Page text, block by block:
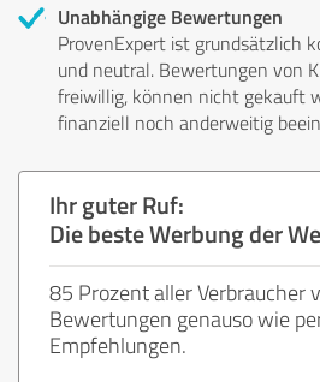
Unabhängige Bewertungen
ProvenExpert ist grundsätzlich
und neutral. Bewertungen von
freiwillig, können nicht gekauft
finanziell noch anderweitig
Ihr guter Ruf:
Die beste Werbung der
85 Prozent aller Verbraucher
Bewertungen genauso wie
Empfehlungen.